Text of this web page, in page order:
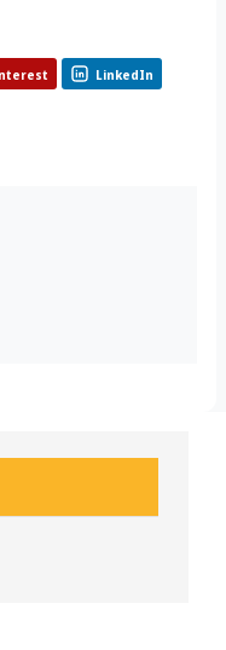
LinkedIn